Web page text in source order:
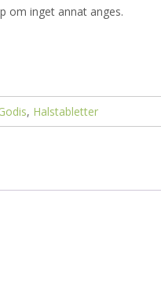
om inget annat anges.
, Halstabletter